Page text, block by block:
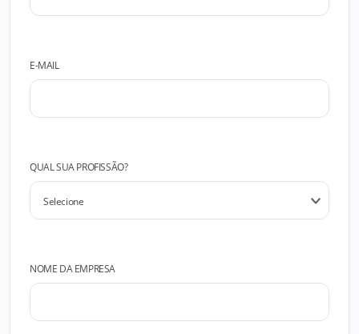
E-MAIL
QUAL SUA PROFISSÃO?
NOME DA EMPRESA